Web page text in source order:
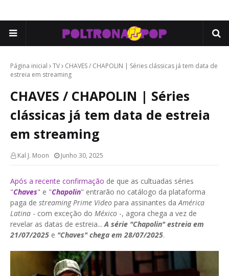
Página inicial TV
CHAVES / CHAPOLIN | Séries clássicas já tem data de
estreia em streaming
CHAVES / CHAPOLIN | Séries
clássicas já tem data de estreia
em streaming
Kal J. Moon Junho 30, 2025
Após a recente confirmação de que as cultuadas séries
"Chaves" e "Chapolin" entrarão no catálogo da plataforma
paga de streaming Prime Video para assinantes daAmérica
Latina - com exceção do México -, agora chega a vez de
revelar as datas de estreia...A série "Chapolin" estreia em
21/07/2025 e "Chaves" chega em 28/07/2025.